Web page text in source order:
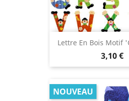
Lettre En Bois Motif
3,10 €
NOUVEAU